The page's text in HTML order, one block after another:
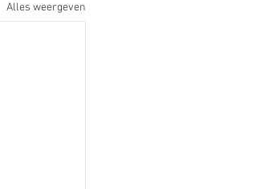
Alles weergeven